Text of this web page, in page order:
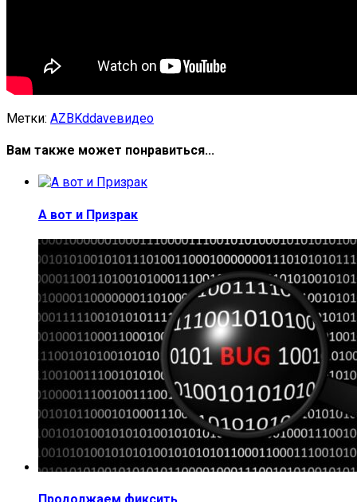
Метки: AZBKddaveвидео
Вам также может понравиться...
А вот и Призрак